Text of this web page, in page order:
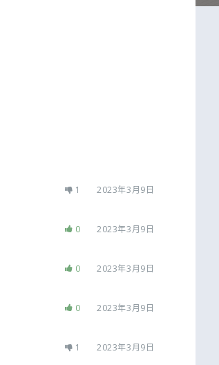
1 2023年3月9日
0 2023年3月9日
0 2023年3月9日
0 2023年3月9日
1 2023年3月9日